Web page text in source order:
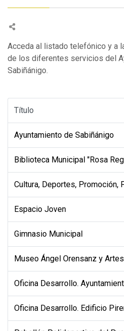
Acceda al listado telefónico y a
de los diferentes servicios del
Sabiñánigo.
Título
Ayuntamiento de Sabiñánigo
Biblioteca Municipal "Rosa
Espacio Joven
Gimnasio Municipal
Museo Ángel Orensanz y
Oficina Desarrollo.
Oficina Desarrollo. Edificio